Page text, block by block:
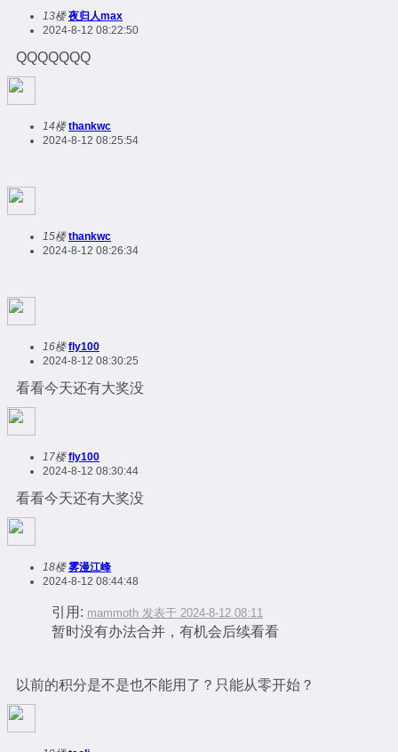
13楼 夜归人max
2024-8-12 08:22:50
QQQQQQQ
14楼 thankwc
2024-8-12 08:25:54
15楼 thankwc
2024-8-12 08:26:34
16楼 fly100
2024-8-12 08:30:25
看看今天还有大奖没
17楼 fly100
2024-8-12 08:30:44
看看今天还有大奖没
18楼 雾漫江峰
2024-8-12 08:44:48
引用: mammoth 发表于 2024-8-12 08:11
暂时没有办法合并，有机会后续看看
以前的积分是不是也不能用了？只能从零开始？